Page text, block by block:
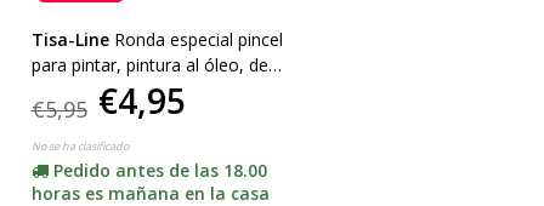
Tisa-Line Ronda especial pincel
para pintar, pintura al óleo, de
acción Super!
€5,95 €4,95
No se ha clasificado
Pedido antes de las 18.00
horas es mañana en la casa